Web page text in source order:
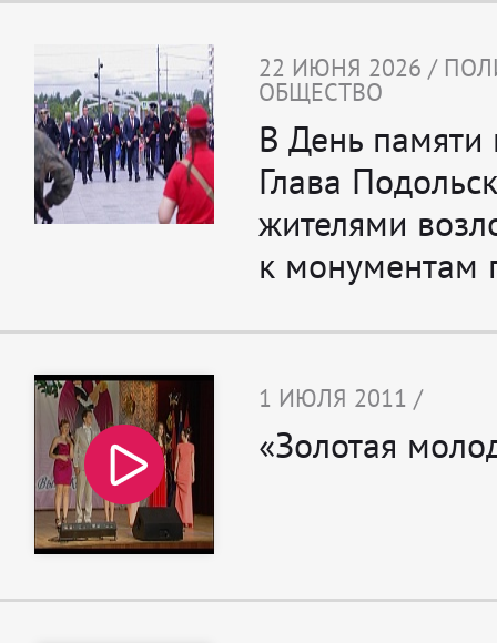
22 ИЮНЯ 2026 /
ОБЩЕСТВО
В День памяти
Глава
жителями
к монументам
1 ИЮЛЯ 2011 /
«Золотая